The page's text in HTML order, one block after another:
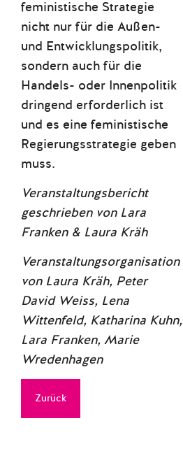
feministische Strategie
nicht nur für die Außen-
und Entwicklungspolitik,
sondern auch für die
Handels- oder Innenpolitik
dringend erforderlich ist
und es eine feministische
Regierungsstrategie geben
muss.
Veranstaltungsbericht
geschrieben von Lara
Franken & Laura Kräh
Veranstaltungsorganisation
von Laura Kräh, Peter
David Weiss, Lena
Wittenfeld, Katharina Kuhn,
Lara Franken, Marie
Wredenhagen
Zurück